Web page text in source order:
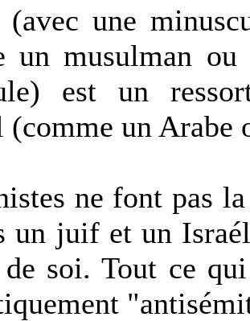
une
un musulman
est un
(comme un Arabe
ne font pas
un juif et un
soi. Tout ce